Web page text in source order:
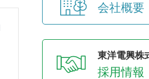
会社概要
東洋電興株
採用情報